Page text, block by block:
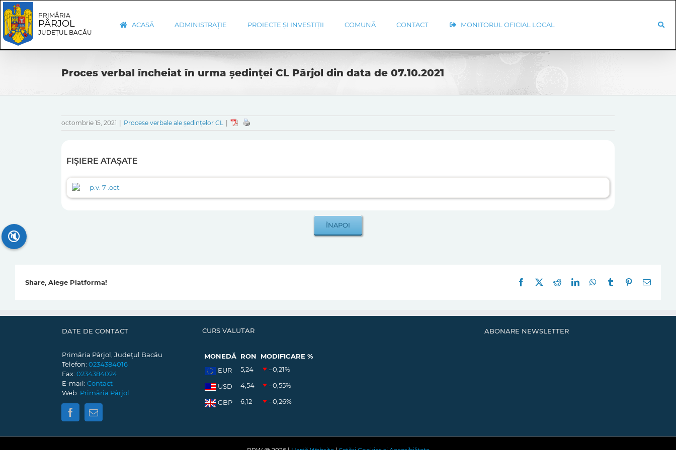
Skip
to
content
Skip
Navigation
PRIMĂRIA
PÂRJOL
JUDEȚUL BACĂU
ACASĂ ADMINISTRAȚIE PROIECTE ȘI INVESTIȚII COMUNĂ CONTACT MONITORUL OFICIAL LOCAL
Proces verbal încheiat în urma ședinței CL Pârjol din data de 07.10.2021
octombrie 15, 2021 Procese verbale ale ședințelor CL
FIȘIERE ATAȘATE
p.v. 7 .oct.
Share, Alege Platforma! Facebook RedditLinkedInWhatsApp
Tumblr Pinterest
E-
DATE DE CONTACT
Primăria Pârjol, Județul Bacău
Telefon: 0234384016
Fax: 0234384024
E-mail: Contact
Web: Primăria Pârjol
CURS VALUTAR
MONEDĂ RON
MODIFICARE %
EUR
5,24 –0,21%
USD 4,54 –0,55%
GBP 6,12 –0,26%
ABONARE NEWSLETTER
🔇